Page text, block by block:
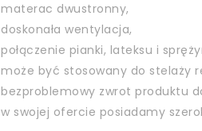
materac dwustronny,
doskonała wentylacja,
połączenie pianki, lateksu i
może być stosowany do stelaży
bezproblemowy zwrot produktu
w swojej ofercie posiadamy